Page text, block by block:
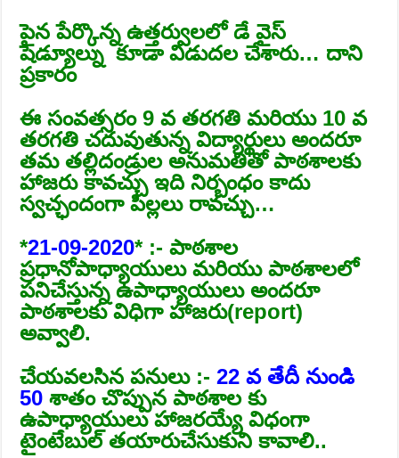
పైన పేర్కొన్న ఉత్తర్వులలో డే వైస్
షెడ్యూల్ను కూడా విడుదల చేశారు… దాని
ప్రకారం
ఈ సంవత్సరం 9 వ తరగతి మరియు 10 వ
తరగతి చదువుతున్న విద్యార్థులు అందరూ
తమ తల్లిదండ్రుల అనుమతితో పాఠశాలకు
హాజరు కావచ్చు ఇది నిర్బంధం కాదు
స్వచ్ఛందంగా పిల్లలు రావచ్చు…
*21-09-2020* :- పాఠశాల
ప్రధానోపాధ్యాయులు మరియు పాఠశాలలో
పనిచేస్తున్న ఉపాధ్యాయులు అందరూ
పాఠశాలకు విధిగా హాజరు(report)
అవ్వాలి.
చేయవలసిన పనులు :-22 వ తేదీ నుండి
50 శాతం చొప్పున పాఠశాల కు
ఉపాధ్యాయులు హాజరయ్యే విధంగా
టైంటేబుల్ తయారుచేసుకుని కావాలి..